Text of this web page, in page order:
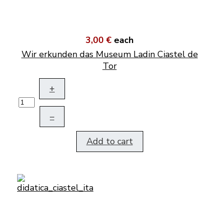
3,00 € each
Wir erkunden das Museum Ladin Ciastel de
Tor
+
–
Add to cart